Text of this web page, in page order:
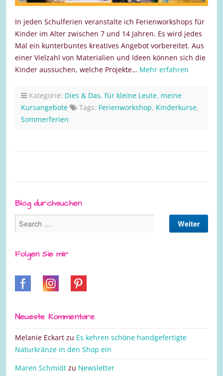
In jeden Schulferien veranstalte ich Ferienworkshops für
Kinder im Alter zwischen 7 und 14 Jahren. Es wird jedes
Mal ein kunterbuntes kreatives Angebot vorbereitet. Aus
einer Vielzahl von Materialien und Ideen können sich die
Kinder aussuchen, welche Projekte… Mehr erfahren
Kategorie: Dies & Das, für kleine Leute, meine
Kursangebote
Tags: Ferienworkshop, Kinderkurse,
Sommerferien
Blog durchsuchen
Folgen Sie mir
Neueste Kommentare
Melanie Eckart zu Es kehren schöne handgefertigte
Naturkränze in den Shop ein
Maren Schmidt zu Newsletter